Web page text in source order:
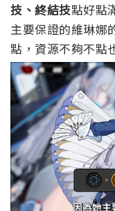
技、終結技點好點
主要保證的維琳娜
點，資源不夠不點